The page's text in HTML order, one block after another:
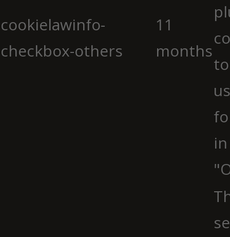
cookielawinfo-
checkbox-others
11
months